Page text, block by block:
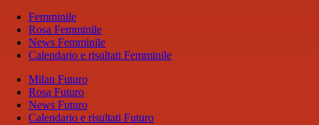
Femminile
Rosa Femminile
News Femminile
Calendario e risultati Femminile
Milan Futuro
Rosa Futuro
News Futuro
Calendario e risultati Futuro